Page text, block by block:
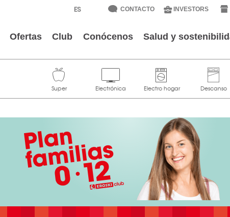
CONTACTO INVESTORS
Ofertas Club Conócenos Salud y